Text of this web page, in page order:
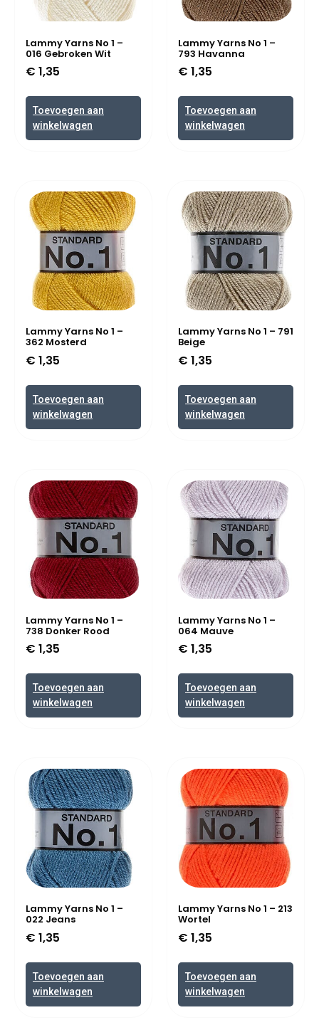
Lammy Yarns No 1 –
016 Gebroken Wit
€ 1,35
Toevoegen aan
winkelwagen
Lammy Yarns No 1 –
793 Havanna
€ 1,35
Toevoegen aan
winkelwagen
Lammy Yarns No 1 –
362 Mosterd
€ 1,35
Toevoegen aan
winkelwagen
Lammy Yarns No 1 – 791
Beige
€ 1,35
Toevoegen aan
winkelwagen
Lammy Yarns No 1 –
738 Donker Rood
€ 1,35
Toevoegen aan
winkelwagen
Lammy Yarns No 1 –
064 Mauve
€ 1,35
Toevoegen aan
winkelwagen
Lammy Yarns No 1 –
022 Jeans
€ 1,35
Toevoegen aan
winkelwagen
Lammy Yarns No 1 – 213
Wortel
€ 1,35
Toevoegen aan
winkelwagen